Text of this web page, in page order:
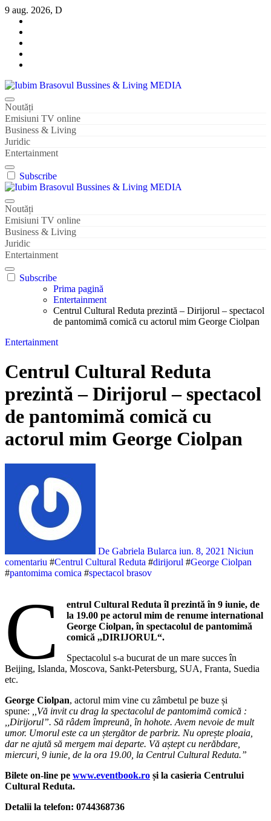
Sari
conținut
9 aug. 2026, D
Iubim Brasovul Bussines & Living MEDIA
Din pasiune și dragoste pentru Brașoveni
Noutăți
Emisiuni TV online
Business & Living
Juridic
Entertainment
Subscribe
Iubim Brasovul Bussines & Living MEDIA
Din pasiune și dragoste pentru Brașoveni
Noutăți
Emisiuni TV online
Business & Living
Juridic
Entertainment
Subscribe
Prima pagină
Entertainment
Centrul Cultural Reduta prezintă – Dirijorul – spectacol
de pantomimă comică cu actorul mim George Ciolpan
Entertainment
Centrul Cultural Reduta
prezintă – Dirijorul – spectacol
de pantomimă comică cu
actorul mim George Ciolpan
De Gabriela Bularca iun. 8, 2021 Niciun
comentariu #Centrul Cultural Reduta #dirijorul #George Ciolpan
#pantomima comica #spectacol brasov
C
entrul Cultural Reduta îl prezintă în 9 iunie, de
la 19.00 pe actorul mim de renume international
George Ciolpan, în spectacolul de pantomimă
comică ,,DIRIJORUL“.
Spectacolul s-a bucurat de un mare succes în
Beijing, Islanda, Moscova, Sankt-Petersburg, SUA, Franta, Suedia
etc.
George Ciolpan, actorul mim vine cu zâmbetul pe buze și
spune:
,,Vă invit cu drag la spectacolul de pantomimă comică :
,,Dirijorul”. Să râdem împreună, în hohote. Avem nevoie de mult
umor. Umorul este ca un ștergător de parbriz. Nu oprește ploaia,
dar ne ajută să mergem mai departe. Vă aștept cu nerăbdare,
miercuri, 9 iunie, de la ora 19.00, la Centrul Cultural Reduta.”
Bilete on-line pe www.eventbook.ro și la casieria Centrului
Cultural Reduta.
Detalii la telefon: 0744368736